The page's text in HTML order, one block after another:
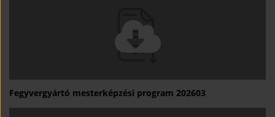
Fegyvergyártó mesterképzési program 202603